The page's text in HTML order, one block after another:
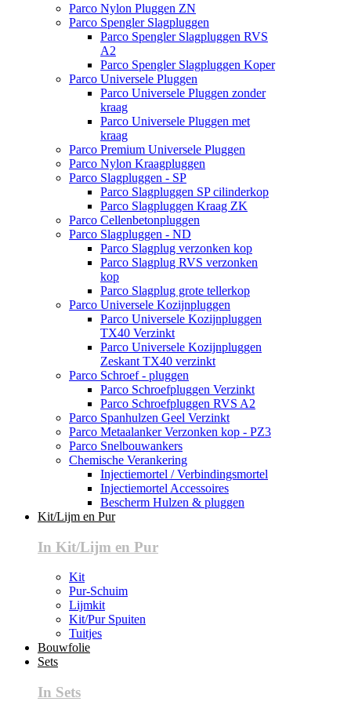
Parco Nylon Pluggen ZN
Parco Spengler Slagpluggen
Parco Spengler Slagpluggen RVS
A2
Parco Spengler Slagpluggen Koper
Parco Universele Pluggen
Parco Universele Pluggen zonder
kraag
Parco Universele Pluggen met
kraag
Parco Premium Universele Pluggen
Parco Nylon Kraagpluggen
Parco Slagpluggen - SP
Parco Slagpluggen SP cilinderkop
Parco Slagpluggen Kraag ZK
Parco Cellenbetonpluggen
Parco Slagpluggen - ND
Parco Slagplug verzonken kop
Parco Slagplug RVS verzonken
kop
Parco Slagplug grote tellerkop
Parco Universele Kozijnpluggen
Parco Universele Kozijnpluggen
TX40 Verzinkt
Parco Universele Kozijnpluggen
Zeskant TX40 verzinkt
Parco Schroef - pluggen
Parco Schroefpluggen Verzinkt
Parco Schroefpluggen RVS A2
Parco Spanhulzen Geel Verzinkt
Parco Metaalanker Verzonken kop - PZ3
Parco Snelbouwankers
Chemische Verankering
Injectiemortel / Verbindingsmortel
Injectiemortel Accessoires
Bescherm Hulzen & pluggen
Kit/Lijm en Pur
In Kit/Lijm en Pur
Kit
Pur-Schuim
Lijmkit
Kit/Pur Spuiten
Tuitjes
Bouwfolie
Sets
In Sets